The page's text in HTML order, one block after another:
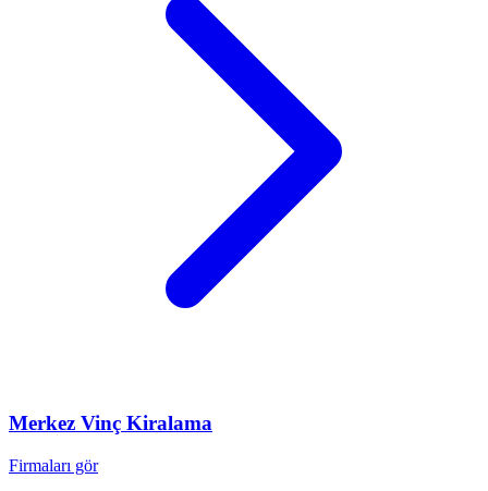
Merkez Vinç Kiralama
Firmaları gör